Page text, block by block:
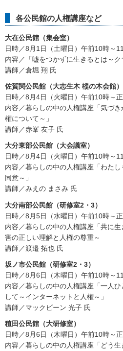
各公民館の人権講座など
大在公民館（集会室）
日時／8月1日（土曜日）午前10時～
内容／「嘘をつかずに生きるとは～ク
講師／倉堀 翔 氏
佐賀関公民館（大志生木 樅の木会館）
日時／8月4日（火曜日）午前10時～
内容／暮らしの中の人権講座「気づ
権について～」
講師／赤峯 友子 氏
大分東部公民館（大会議室）
日時／8月4日（火曜日）午前10時～
内容／暮らしの中の人権講座「わた
同意～」
講師／みえの まさみ 氏
大分南部公民館（研修室2・3）
日時／8月5日（水曜日）午前10時～
内容／暮らしの中の人権講座「共に
害の正しい理解と人権の尊重～
講師／渡邉 拓也 氏
坂ノ市公民館（研修室2・3）
日時／8月6日（木曜日）午前10時～
内容／暮らしの中の人権講座「一人
して～インターネットと人権～」
講師／マックビーン 光子 氏
稙田公民館（大研修室）
日時／8月6日（木曜日）午前10時～
内容／暮らしの中の人権講座「どう